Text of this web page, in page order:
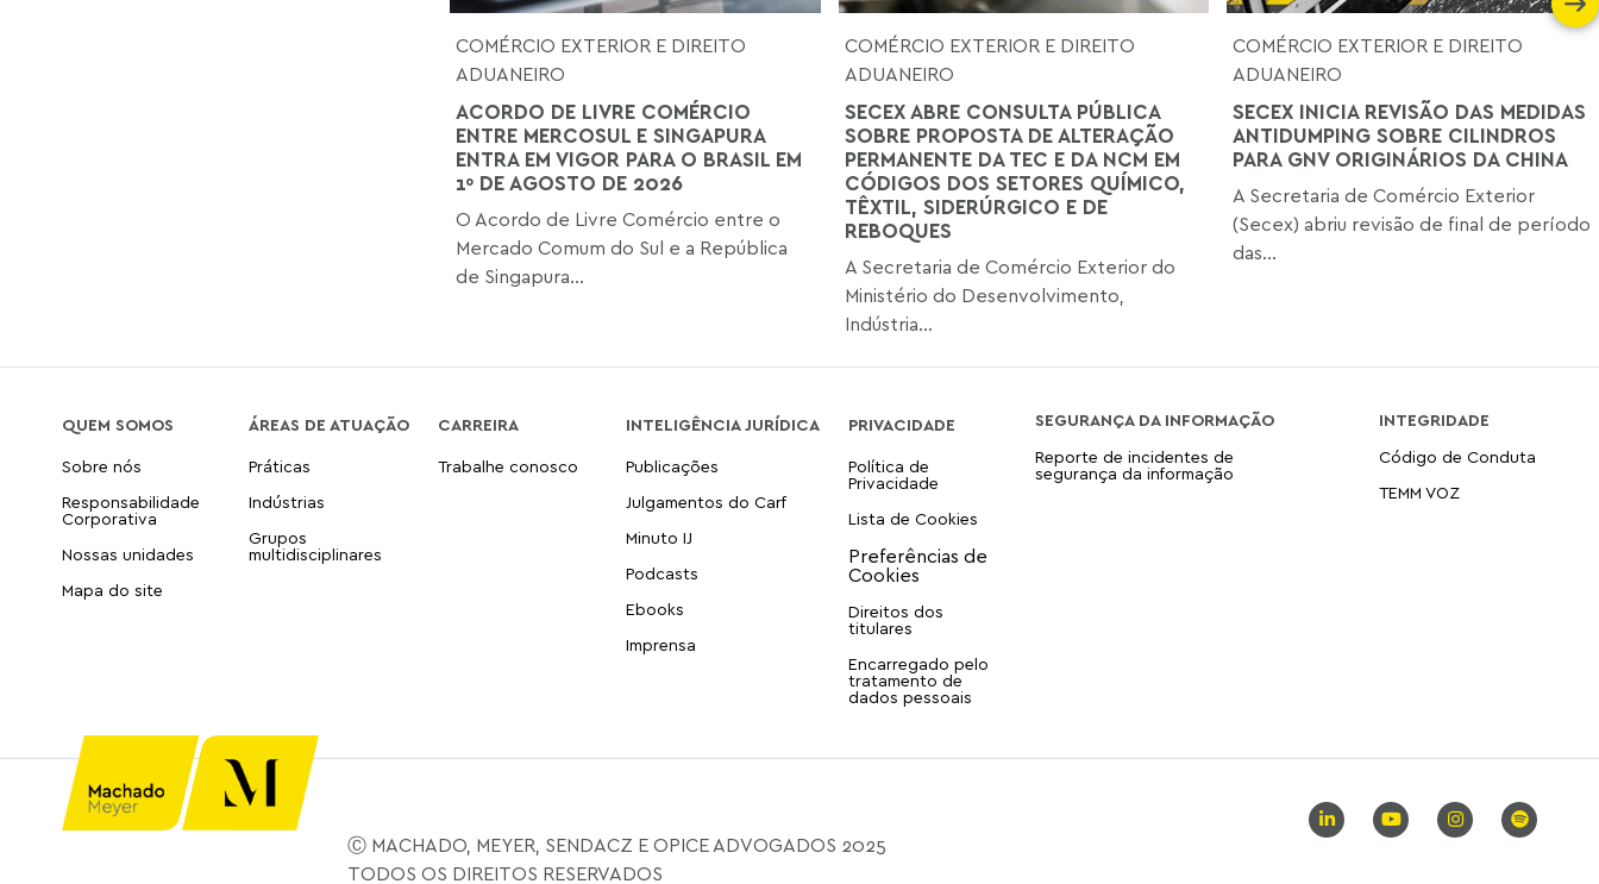
COMÉRCIO EXTERIOR E DIREITO
ADUANEIRO
ACORDO DE LIVRE COMÉRCIO
ENTRE MERCOSUL E SINGAPURA
ENTRA EM VIGOR PARA O BRASIL EM
1º DE AGOSTO DE 2026
O Acordo de Livre Comércio entre o
Mercado Comum do Sul e a República
de Singapura...
COMÉRCIO EXTERIOR E DIREITO
ADUANEIRO
SECEX ABRE CONSULTA PÚBLICA
SOBRE PROPOSTA DE ALTERAÇÃO
PERMANENTE DA TEC E DA NCM EM
CÓDIGOS DOS SETORES QUÍMICO,
TÊXTIL, SIDERÚRGICO E DE
REBOQUES
A Secretaria de Comércio Exterior do
Ministério do Desenvolvimento,
Indústria...
COMÉRCIO EXTERIOR E DIREITO
ADUANEIRO
SECEX INICIA REVISÃO DAS MEDIDAS
ANTIDUMPING SOBRE CILINDROS
PARA GNV ORIGINÁRIOS DA CHINA
A Secretaria de Comércio Exterior
(Secex) abriu revisão de final de período
das...
QUEM SOMOS
Sobre nós
Responsabilidade
Corporativa
Nossas unidades
Mapa do site
ÁREAS DE ATUAÇÃO
Práticas
Indústrias
Grupos
multidisciplinares
CARREIRA
Trabalhe conosco
INTELIGÊNCIA JURÍDICA
Publicações
Julgamentos do Carf
Minuto IJ
Podcasts
Ebooks
Imprensa
PRIVACIDADE
Política de
Privacidade
Lista de Cookies
Direitos dos
titulares
Encarregado pelo
tratamento de
dados pessoais
SEGURANÇA DA INFORMAÇÃO
Reporte de incidentes de
segurança da informação
INTEGRIDADE
Código de Conduta
TEMM VOZ
Ⓒ MACHADO, MEYER, SENDACZ E OPICE ADVOGADOS 2025
TODOS OS DIREITOS RESERVADOS